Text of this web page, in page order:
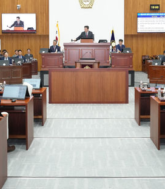
(1보)
발 대신 '벤치 시작'
48.54%로 승리…정청래
로 승리…정청래
석, 대구 정청래 승리
민석 47.37%·정청래
청래 47.82%·김민석
김민석 승리…50.30%
심판 조사"
…데뷔 10년 차에 첫
구렁이 '소동'